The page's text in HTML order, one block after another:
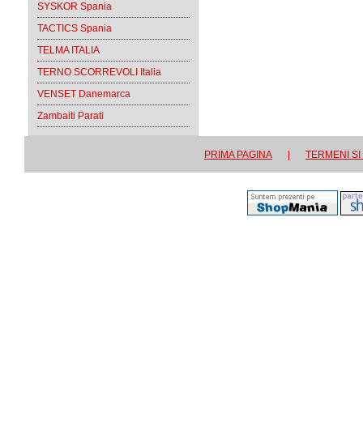
SYSKOR Spania
TACTICS Spania
TELMA ITALIA
TERNO SCORREVOLI Italia
VENSET Danemarca
Zambaiti Parati
PRIMA PAGINA TERMENI SI